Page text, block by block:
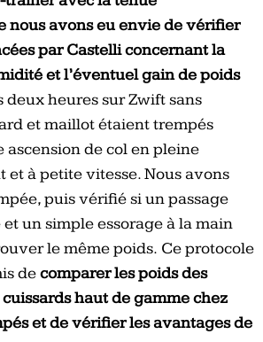
nous avons eu envie de vérifier
par Castelli concernant la
et l’éventuel gain de poids
heures sur Zwift sans
et maillot étaient trempés
ascension de col en pleine
et à petite vitesse. Nous avons
puis vérifié si un passage
un simple essorage à la main
le même poids. Ce protocole
decomparer les poids des
haut de gamme chez
et de vérifier les avantages de